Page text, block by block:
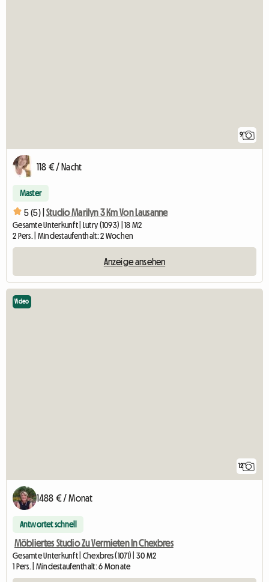
9
118 € / Nacht
Master
5 (5) | Studio Marilyn 3 Km Von Lausanne
Gesamte Unterkunft | Lutry (1093) | 18 M2
2 Pers. | Mindestaufenthalt: 2 Wochen
Anzeige ansehen
12
Video
1488 € / Monat
Antwortet schnell
Möbliertes Studio Zu Vermieten In Chexbres
Gesamte Unterkunft | Chexbres (1071) | 30 M2
1 Pers. | Mindestaufenthalt: 6 Monate